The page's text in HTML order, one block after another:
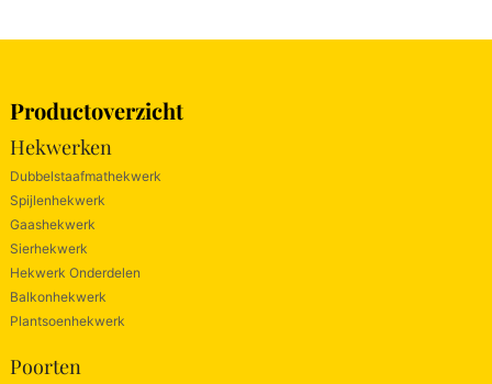
Productoverzicht
Hekwerken
Dubbelstaafmathekwerk
Spijlenhekwerk
Gaashekwerk
Sierhekwerk
Hekwerk Onderdelen
Balkonhekwerk
Plantsoenhekwerk
Poorten